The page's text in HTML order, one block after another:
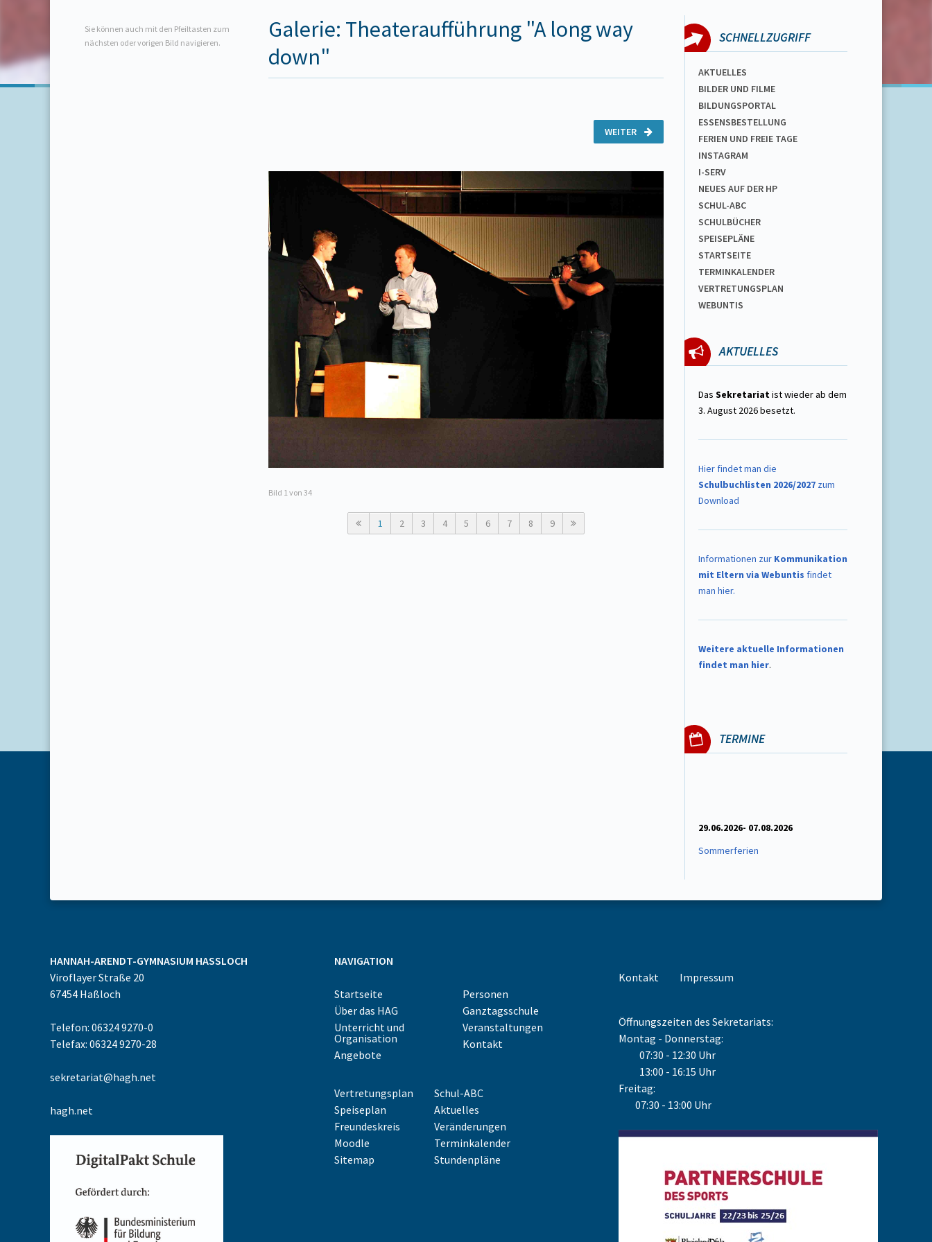
Sie können auch mit den Pfeiltasten zum
nächsten oder vorigen Bild navigieren.
Galerie: Theateraufführung "A long way
down"
WEITER
Bild 1 von 34
1 2 3 4 5 6 7 8 9
SCHNELLZUGRIFF
AKTUELLES
BILDER UND FILME
BILDUNGSPORTAL
ESSENSBESTELLUNG
FERIEN UND FREIE TAGE
INSTAGRAM
I-SERV
NEUES AUF DER HP
SCHUL-ABC
SCHULBÜCHER
SPEISEPLÄNE
STARTSEITE
TERMINKALENDER
VERTRETUNGSPLAN
WEBUNTIS
AKTUELLES
Das Sekretariatist wieder ab dem
3. August 2026 besetzt.
Hier findet man die
Schulbuchlisten 2026/2027 zum
Download
Informationen zur Kommunikation
mit Eltern via Webuntis findet
man hier.
Weitere aktuelle Informationen
findet man hier.
TERMINE
29.06.2026- 07.08.2026
Sommerferien
HANNAH-ARENDT-GYMNASIUM HASSLOCH
Viroflayer Straße 20
67454 Haßloch
Telefon: 06324 9270-0
Telefax: 06324 9270-28
sekretariat@hagh.net
hagh.net
NAVIGATION
Startseite
Über das HAG
Unterricht und
Organisation
Angebote
Personen
Ganztagsschule
Veranstaltungen
Kontakt
Vertretungsplan
Speiseplan
Freundeskreis
Moodle
Sitemap
Schul-ABC
Aktuelles
Veränderungen
Terminkalender
Stundenpläne
Kontakt Impressum
Öffnungszeiten des Sekretariats:
Montag - Donnerstag:
07:30 - 12:30 Uhr
13:00 - 16:15 Uhr
Freitag:
07:30 - 13:00 Uhr